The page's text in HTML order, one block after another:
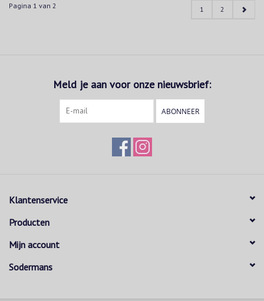
Pagina 1 van 2 1 2
Meld je aan voor onze nieuwsbrief:
ABONNEER
Klantenservice
Producten
Mijn account
Sodermans